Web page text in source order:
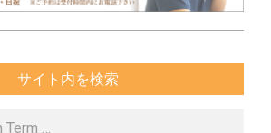
サイト内を検索